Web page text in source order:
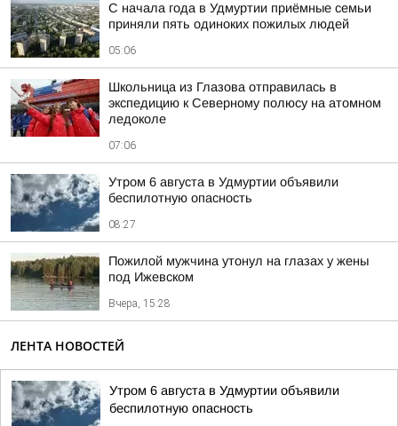
С начала года в Удмуртии приёмные семьи
приняли пять одиноких пожилых людей
05:06
Школьница из Глазова отправилась в
экспедицию к Северному полюсу на атомном
ледоколе
07:06
Утром 6 августа в Удмуртии объявили
беспилотную опасность
08:27
Пожилой мужчина утонул на глазах у жены
под Ижевском
Вчера, 15:28
ЛЕНТА НОВОСТЕЙ
Утром 6 августа в Удмуртии объявили
беспилотную опасность